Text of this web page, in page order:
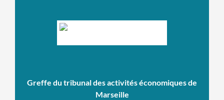
Greffe du tribunal des activités économiques de
Marseille